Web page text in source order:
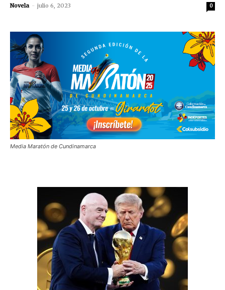
Novela - julio 6, 2023 0
Media Maratón de Cundinamarca